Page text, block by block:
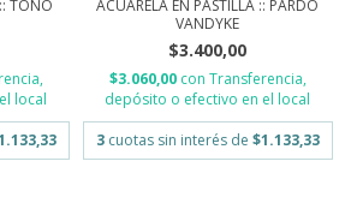
TONO
local
ACUARELA EN PASTILLA :: PARDO
VANDYKE
$3.400,00
$3.060,00 con Transferencia,
depósito o efectivo en el local
3 cuotas sin interés de $1.133,33